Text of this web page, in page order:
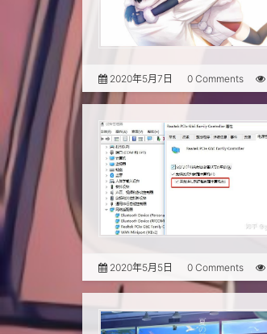
2020年5月7日 0 Comments
2020年5月5日 0 Comments